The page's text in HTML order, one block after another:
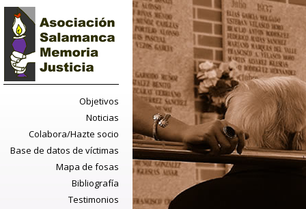
Objetivos
Noticias
Colabora/Hazte socio
Base de datos de víctimas
Mapa de fosas
Bibliografía
Testimonios